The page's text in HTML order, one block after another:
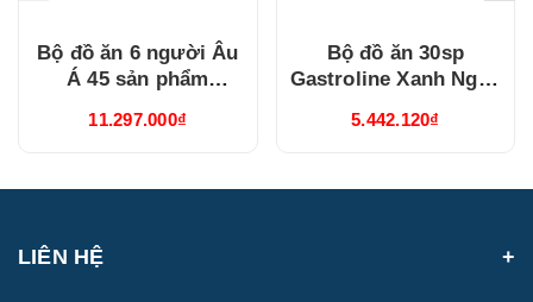
Bộ đồ ăn 6 người Âu
Á 45 sản phẩm
(4506AA489)
11.297.000₫
Bộ đồ ăn 30sp
Gastroline Xanh Ngọc
5.442.120₫
LIÊN HỆ